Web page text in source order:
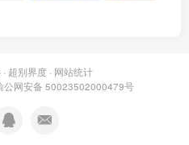
超别界度· 网站统计
公网安备 50023502000479号